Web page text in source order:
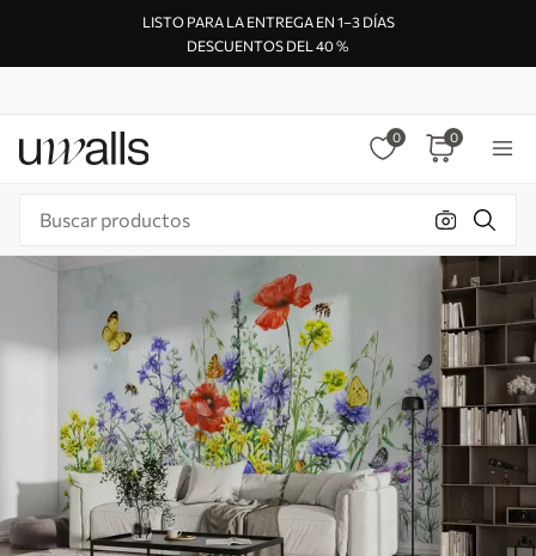
LISTO PARA LA ENTREGA EN 1–3 DÍAS
DESCUENTOS DEL 40 %
0 0